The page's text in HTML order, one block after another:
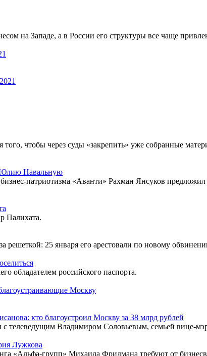
на Западе, а в России его структуры все чаще
того, чтобы через суды «закрепить» уже собранные
Юлию Навальную
патриотизма «Аванти» Рахман Янсуков предложил
Палихата.
решеткой: 25 января его арестовали по новому
обладателем российского паспорта.
Москву
кто благоустроил Москву за 38 млрд рублей
с телеведущим Владимиром Соловьевым, семьей вице-
Лужкова
«Альфа-групп» Михаила Фридмана требуют от